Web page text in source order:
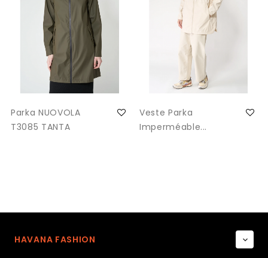
Parka NUOVOLA
T3085 TANTA
Veste Parka
Imperméable...
HAVANA FASHION 